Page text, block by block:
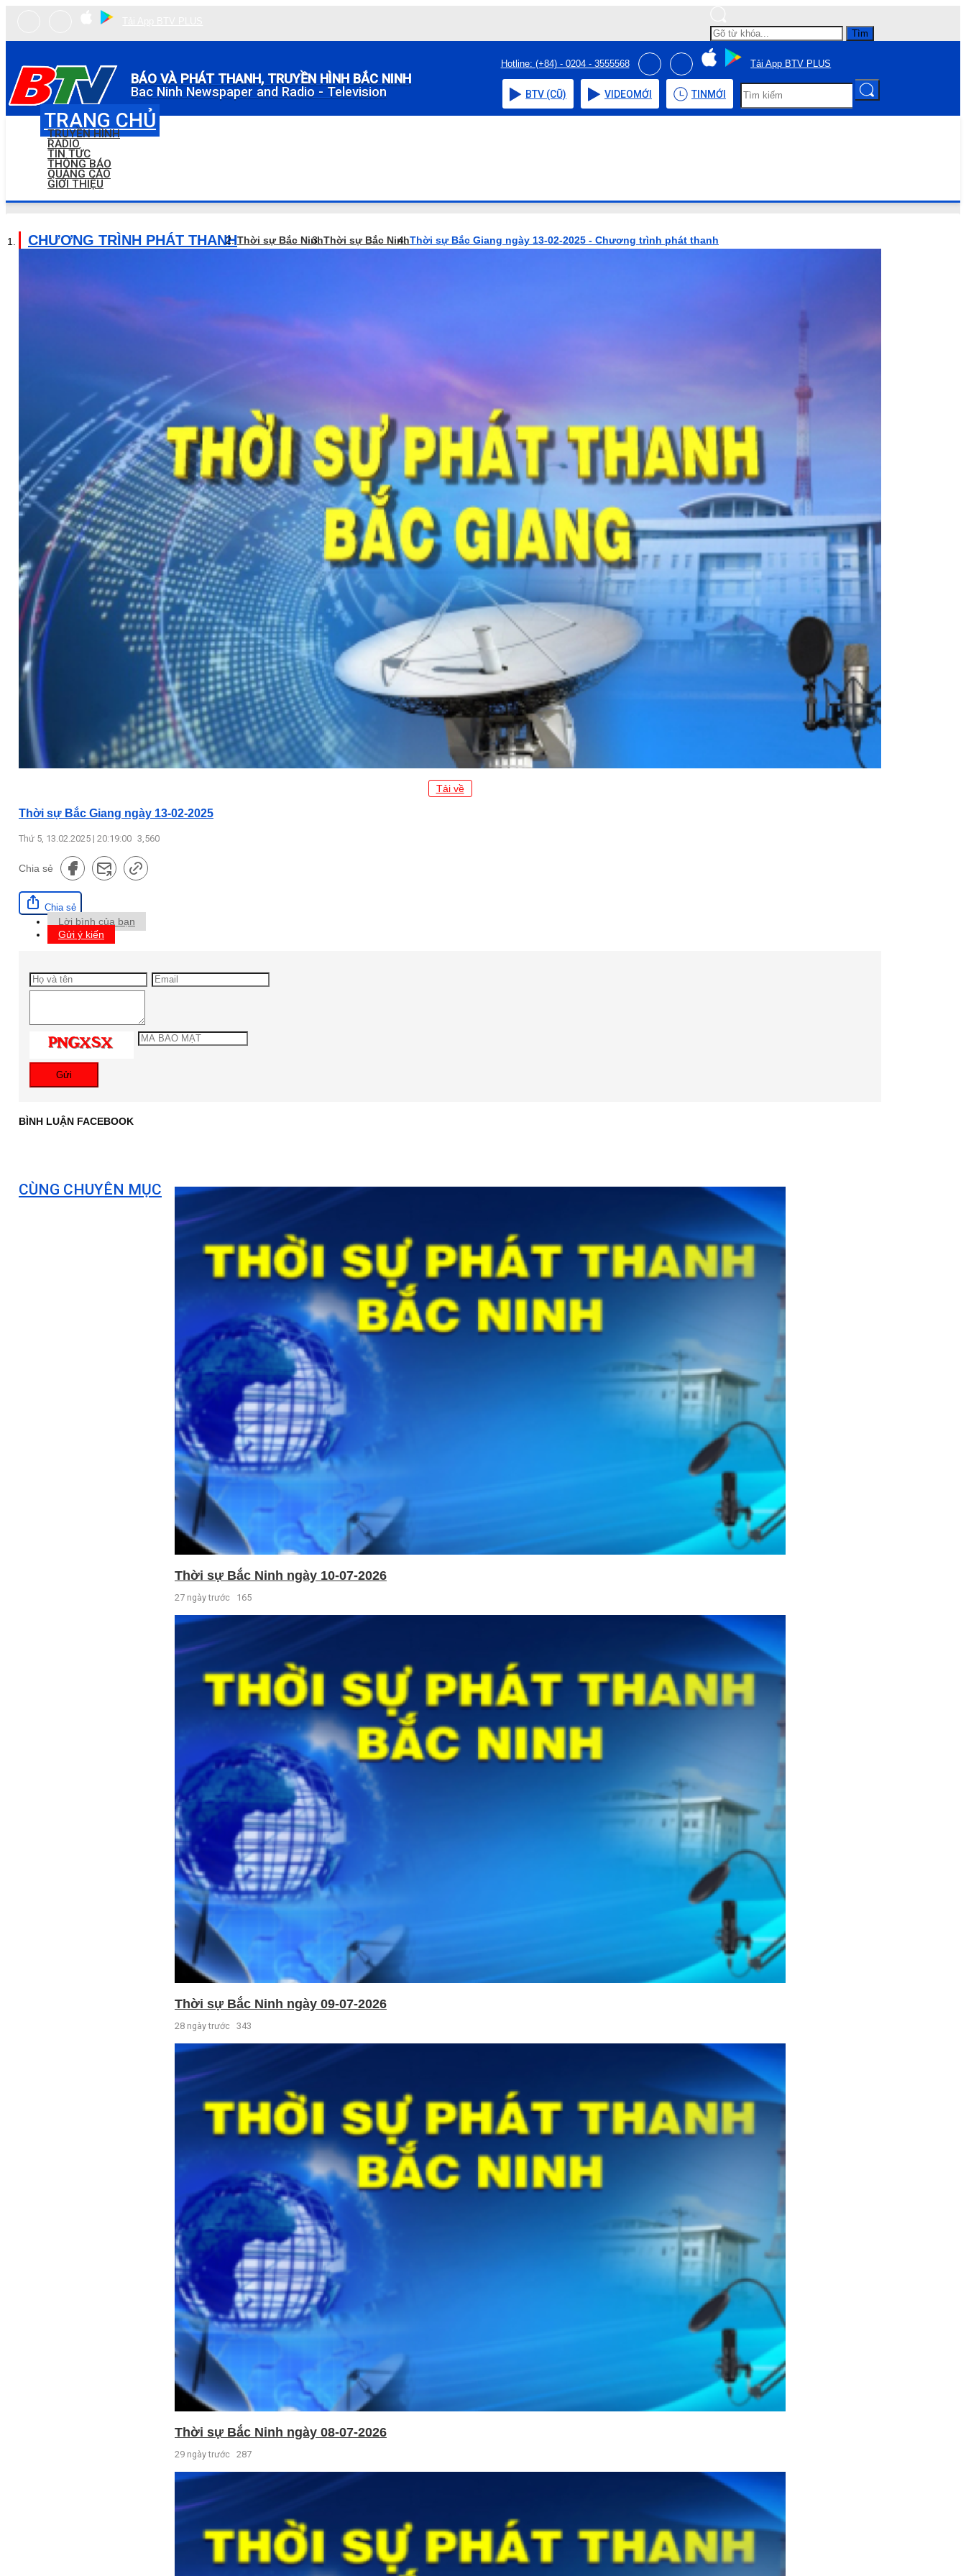
Tìm
BÁO VÀ PHÁT THANH, TRUYỀN HÌNH BẮC NINH
Bac Ninh Newspaper and Radio - Television
Hotline: (+84) - 0204 - 3555568 Tải App BTV PLUS
BTV (CŨ) VIDEOMỚI TIN MỚI
TRANG CHỦ
TRUYỀN HÌNH
RADIO
TIN TỨC
THÔNG BÁO
QUẢNG CÁO
GIỚI THIỆU
CHƯƠNG TRÌNH PHÁT THANHThời sự Bắc NinhThời sự Bắc NinhThời sự Bắc Giang ngày 13-02-2025 - Chương trình phát thanh
Tải về
Thời sự Bắc Giang ngày 13-02-2025
Thứ 5, 13.02.2025 | 20:19:00 3,560
Chia sẻ
Chia sẻ
Lời bình của bạn
Gửi ý kiến
Gửi
BÌNH LUẬN FACEBOOK
CÙNG CHUYÊN MỤC
Thời sự Bắc Ninh ngày 10-07-2026
27 ngày trước 165
Thời sự Bắc Ninh ngày 09-07-2026
28 ngày trước 343
Thời sự Bắc Ninh ngày 08-07-2026
29 ngày trước 287